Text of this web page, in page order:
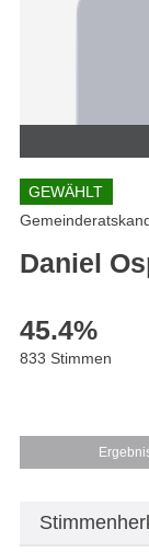
GEWÄHLT
Daniel
45.4%
833 Stimmen